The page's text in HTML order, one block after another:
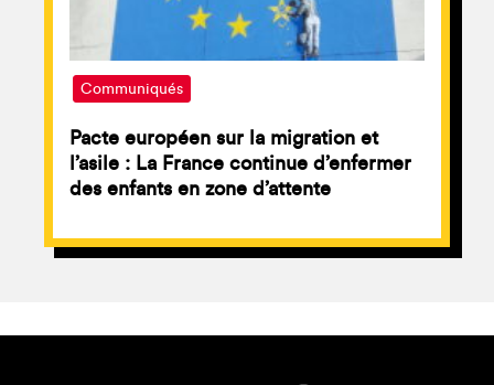
Communiqués
Pacte européen sur la migration et
l’asile : La France continue d’enfermer
des enfants en zone d’attente